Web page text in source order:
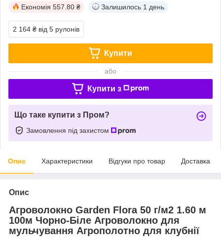
Економія 557.80 ₴ Залишилось 1 день
2 164 ₴ від 5 рулонів
Купити
або
Купити з
Що таке купити з Пром?
Замовлення під захистом
Опис Характеристики Відгуки про товар Доставка
Опис
Агроволокно Garden Flora 50 г/м2 1.60 м
100м Чорно-Біле Агроволокно для
мульчування Агрополотно для клубнії